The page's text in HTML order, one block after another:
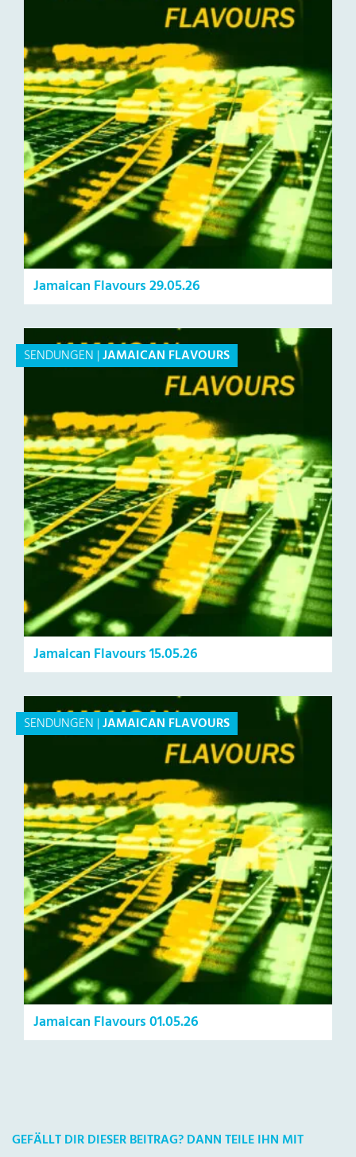
Jamaican Flavours 29.05.26
SENDUNGEN |JAMAICAN FLAVOURS
Jamaican Flavours 15.05.26
SENDUNGEN |JAMAICAN FLAVOURS
Jamaican Flavours 01.05.26
GEFÄLLT DIR DIESER BEITRAG? DANN TEILE IHN MIT